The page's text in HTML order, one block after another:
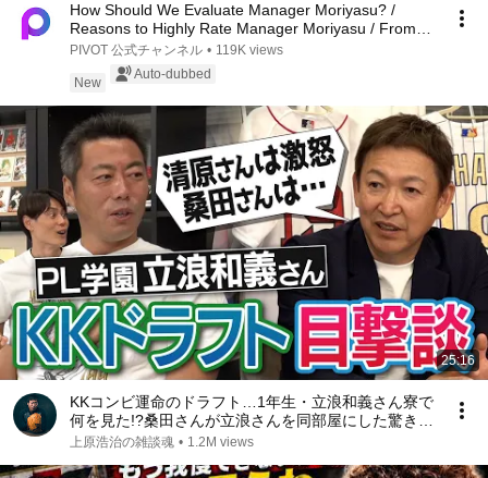
How Should We Evaluate Manager Moriyasu? /
Reasons to Highly Rate Manager Moriyasu / From
Top-Dow...
PIVOT 公式チャンネル • 119K views
New
Auto-dubbed
25:16
KKコンビ運命のドラフト…1年生・立浪和義さん寮で
何を見た!?桑田さんが立浪さんを同部屋にした驚きの
理由!?ライバル同級生の笑撃人生!?立浪さんもPL炒飯
上原浩治の雑談魂 • 1.2M views